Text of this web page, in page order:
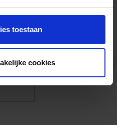
toestaan
cookies Eigen foto’s